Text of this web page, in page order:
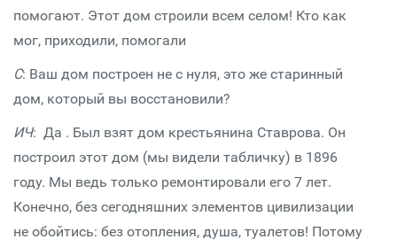
помогают. Этот дом строили всем селом! Кто как
мог, приходили, помогали
С: Ваш дом построен не с нуля, это же старинный
дом, который вы восстановили?
ИЧ: Да . Был взят дом крестьянина Ставрова. Он
построил этот дом (мы видели табличку) в 1896
году. Мы ведь только ремонтировали его 7 лет.
Конечно, без сегодняшних элементов цивилизации
не обойтись: без отопления, душа, туалетов! Потому